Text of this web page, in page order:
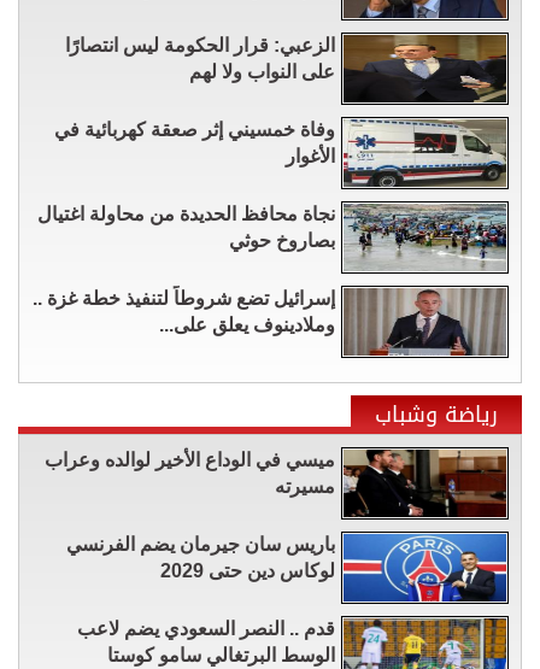
الزعبي: قرار الحكومة ليس انتصارًا
على النواب ولا لهم
وفاة خمسيني إثر صعقة كهربائية في
الأغوار
نجاة محافظ الحديدة من محاولة اغتيال
بصاروخ حوثي
إسرائيل تضع شروطاً لتنفيذ خطة غزة ..
وملادينوف يعلق على...
رياضة وشباب
ميسي في الوداع الأخير لوالده وعراب
مسيرته
باريس سان جيرمان يضم الفرنسي
لوكاس دين حتى 2029
قدم .. النصر السعودي يضم لاعب
الوسط البرتغالي سامو كوستا